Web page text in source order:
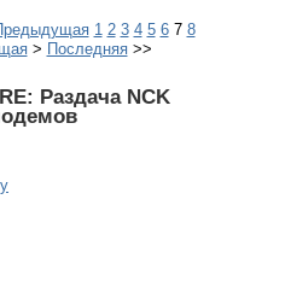
1 2 3 4 5 6 7 8
> Последняя>>
RE: Раздача NCK